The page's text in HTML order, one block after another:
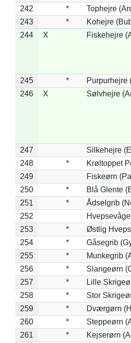
242
*
Tophejre
243
*
Kohejre
244
X Fiskehejre
245 *
Purpurhejre
246
X Sølvhejre
247
Silkehejre
248
*
Krøltoppet
249
Fiskeørn
250
*
Blå Glente
251
*
Ådselgrib
252
253
*
Østlig
254
*
Gåsegrib
255
*
Munkegrib
256
*
Slangeørn
257
*
Lille
258
*
Stor
259
*
Dværgørn
260
*
Steppeørn
261
*
Kejserørn